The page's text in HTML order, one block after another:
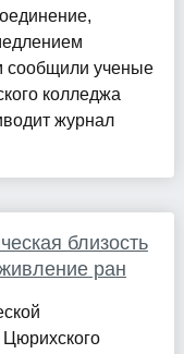
сообщили ученые
колледжа
журнал
близость
ран
Цюрихского